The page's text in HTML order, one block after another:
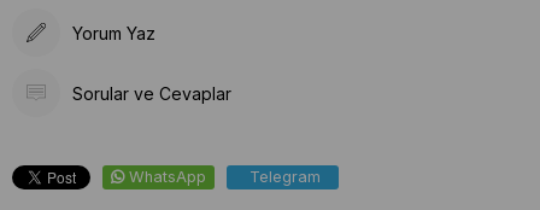
Yorum Yaz
Sorular ve Cevaplar
WhatsApp Telegram